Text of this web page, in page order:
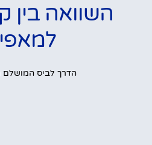
השוואה בין
הדרך לביס המושלם